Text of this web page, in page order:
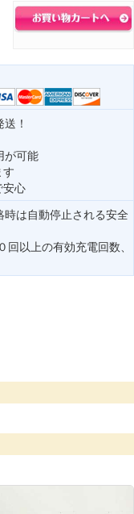
！
が可能
す
安心
は自動停止される安全
以上の有効充電回数、